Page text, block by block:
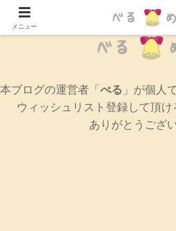
辛口女性ゲーム
本ブログの運営者「 べる 」が個人
ウィッシュリスト登録して頂け
ありがとうござ
メニュー